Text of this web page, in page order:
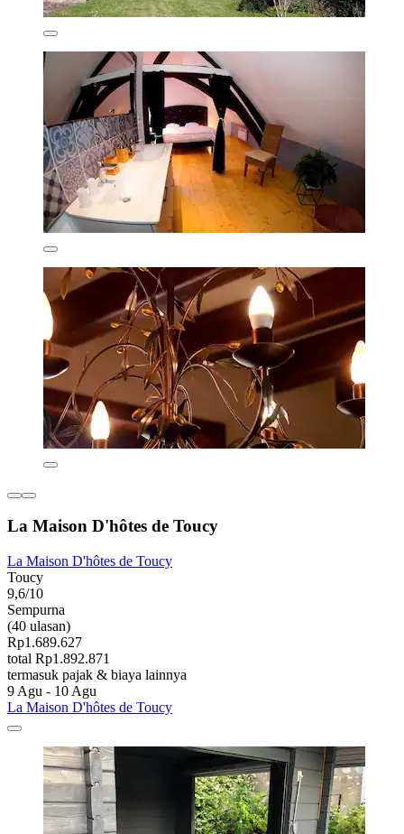
La Maison D'hôtes de Toucy
La Maison D'hôtes de Toucy
Toucy
9,6/10
Sempurna
(40 ulasan)
Rp1.689.627
total Rp1.892.871
termasuk pajak & biaya lainnya
9 Agu - 10 Agu
La Maison D'hôtes de Toucy